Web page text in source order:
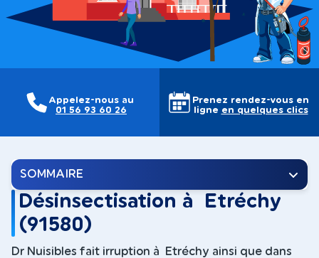
Appelez-nous au
01 56 93 60 26
Prenez rendez-vous en
ligne en quelques clics
SOMMAIRE
Désinsectisation à Etréchy
(91580)
Dr Nuisibles fait irruption à Etréchy ainsi que dans